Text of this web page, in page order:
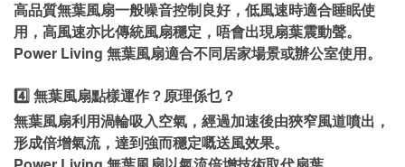
高品質無葉風扇一般噪音控制良好，低風速時適合睡眠使
用，高風速亦比傳統風扇穩定，唔會出現扇葉震動聲。
Power Living 無葉風扇適合不同居家場景或辦公室使用。
4️⃣ 無葉風扇點樣運作？原理係乜？
無葉風扇利用渦輪吸入空氣，經過加速後由狹窄風道噴出，
形成倍增氣流，達到強而穩定嘅送風效果。